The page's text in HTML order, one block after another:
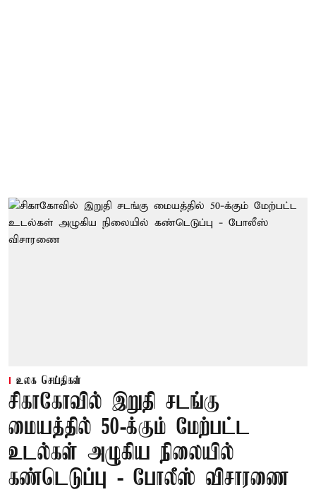
உலக செய்திகள்
சிகாகோவில் இறுதி சடங்கு
மையத்தில் 50-க்கும் மேற்பட்ட
உடல்கள் அழுகிய நிலையில்
கண்டெடுப்பு - போலீஸ் விசாரணை